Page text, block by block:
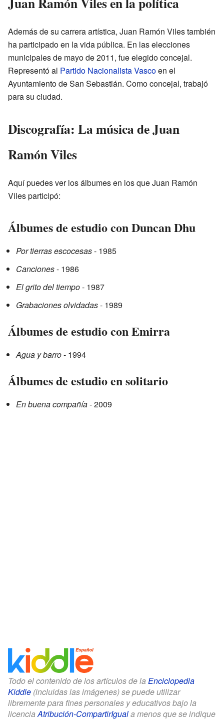
Además de su carrera artística, Juan Ramón Viles también
ha participado en la vida pública. En las elecciones
municipales de mayo de 2011, fue elegido concejal.
Representó al Partido Nacionalista Vascoen el
Ayuntamiento de San Sebastián. Como concejal, trabajó
para su ciudad.
Discografía: La música de Juan
Ramón Viles
Aquí puedes ver los álbumes en los que Juan Ramón
Viles participó:
Álbumes de estudio con Duncan Dhu
Por tierras escocesas- 1985
Canciones- 1986
El grito del tiempo- 1987
Grabaciones olvidadas- 1989
Álbumes de estudio con Emirra
Agua y barro- 1994
Álbumes de estudio en solitario
En buena compañía- 2009
Todo el contenido de los artículos de la Enciclopedia
Kiddle (incluidas las imágenes) se puede utilizar
libremente para fines personales y educativos bajo la
licenciaAtribución-CompartirIguala menos que se indique